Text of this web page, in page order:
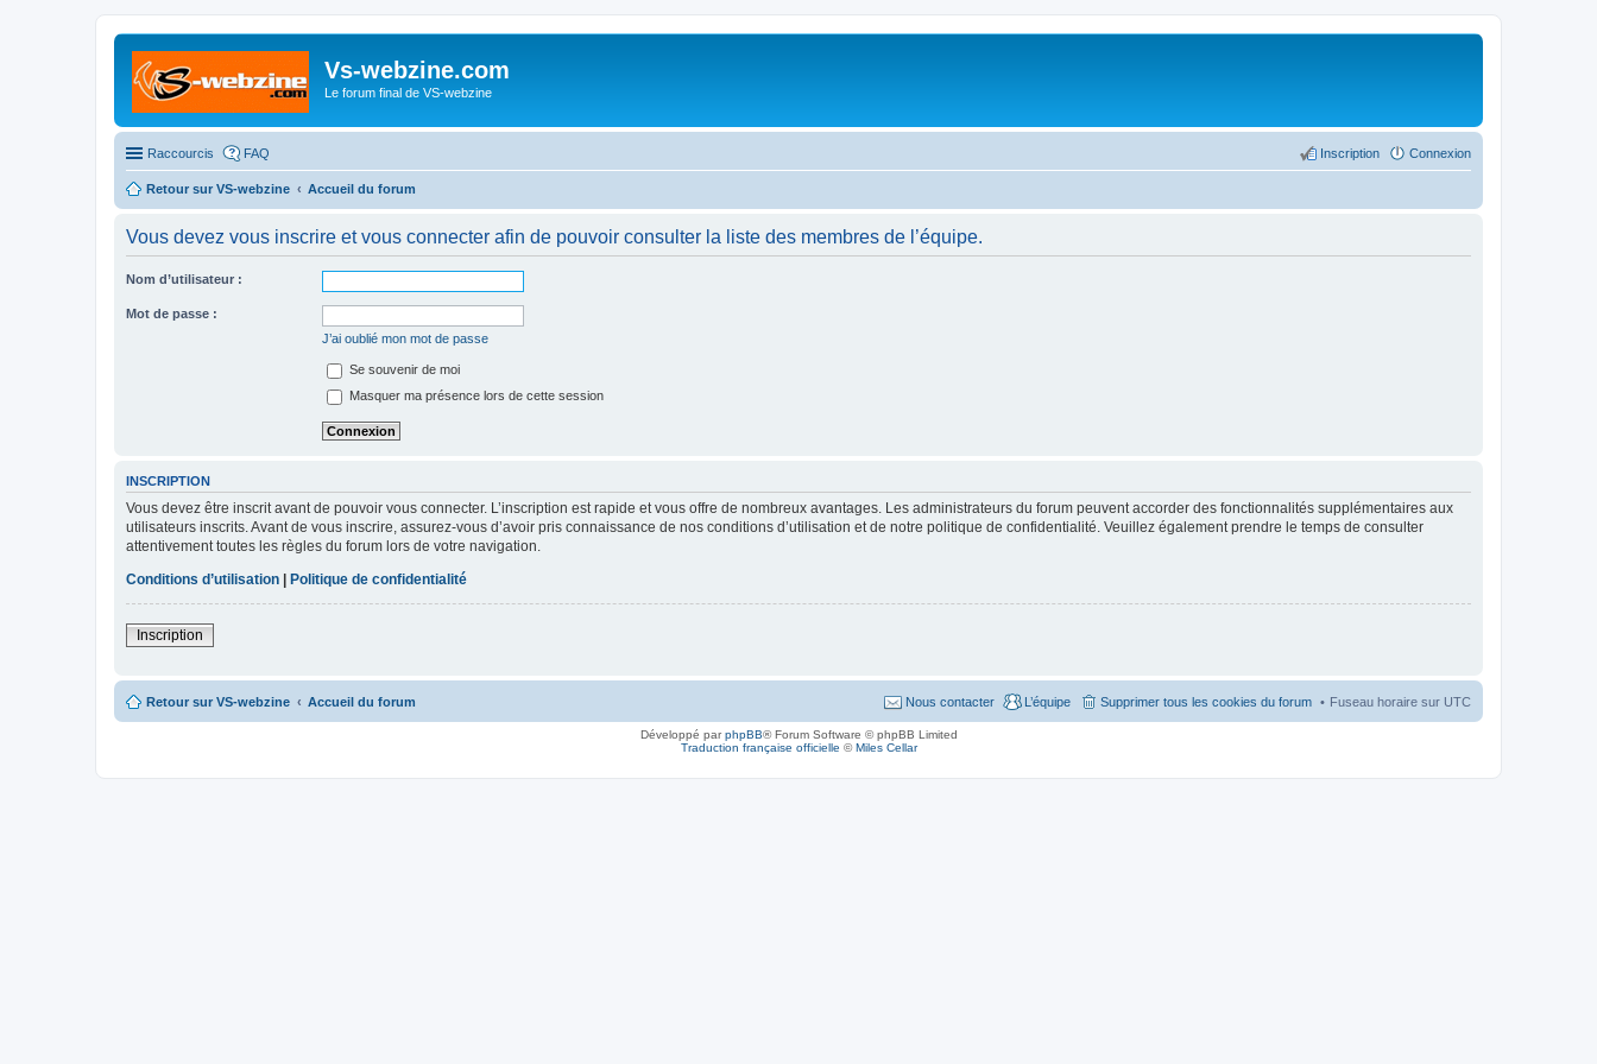
Vs-webzine.com
Le forum final de VS-webzine
Raccourcis FAQ Connexion
Inscription
Retour sur VS-webzine Accueil du forum
Vous devez vous inscrire et vous connecter afin de pouvoir consulter la liste des membres de l’équipe.
Nom d’utilisateur :
Mot de passe :
J’ai oublié mon mot de passe
Se souvenir de moi
Masquer ma présence lors de cette session
INSCRIPTION
Vous devez être inscrit avant de pouvoir vous connecter. L’inscription est rapide et vous offre de nombreux avantages. Les administrateurs du forum peuvent accorder des fonctionnalités supplémentaires aux
utilisateurs inscrits. Avant de vous inscrire, assurez-vous d’avoir pris connaissance de nos conditions d’utilisation et de notre politique de confidentialité. Veuillez également prendre le temps de consulter
attentivement toutes les règles du forum lors de votre navigation.
Conditions d’utilisation
Politique de confidentialité
Inscription
Retour sur VS-webzine Accueil du forum Fuseau horaire sur UTC
Supprimer tous les cookies du forum
L’équipe
Nous contacter
Développé parphpBB® Forum Software © phpBB Limited
Traduction française officielle ©Miles Cellar